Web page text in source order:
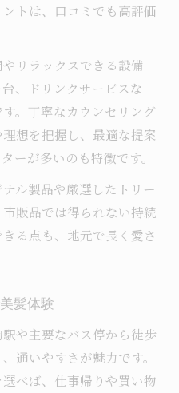
トは、口コミでも高評価
リラックスできる設備
、ドリンクサービスな
。丁寧なカウンセリング
想を把握し、最適な提案
ーが多いのも特徴です。
ル製品や厳選したトリー
販品では得られない持続
る点も、地元で長く愛さ
髪体験
や主要なバス停から徒歩
通いやすさが魅力です。
べば、仕事帰りや買い物